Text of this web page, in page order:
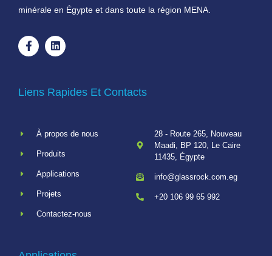
minérale en Égypte et dans toute la région MENA.
Liens Rapides Et Contacts
À propos de nous
Produits
Applications
Projets
Contactez-nous
28 - Route 265, Nouveau
Maadi, BP 120, Le Caire
11435, Égypte
info@glassrock.com.eg
+20 106 99 65 992